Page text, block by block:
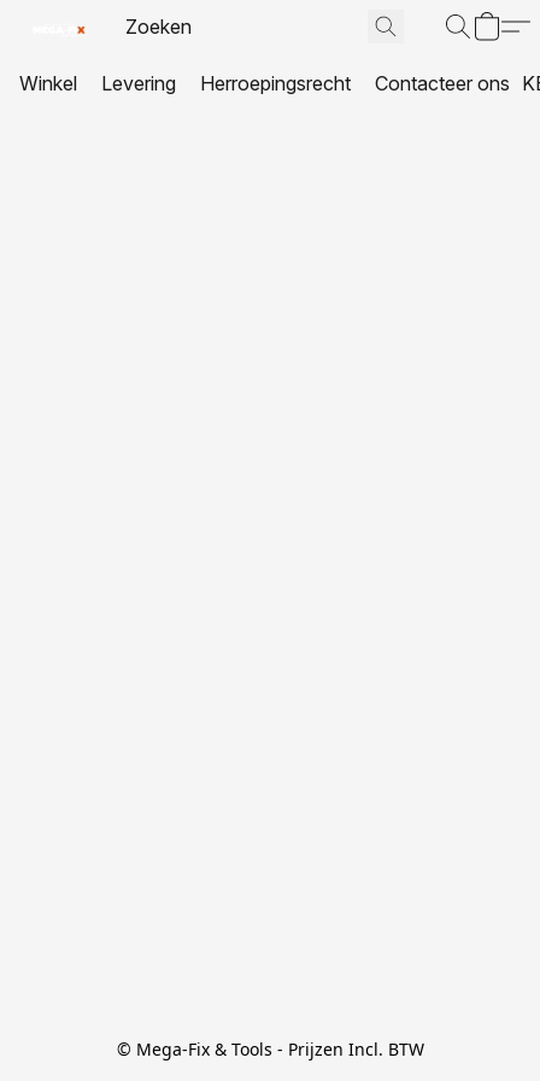
Winkel Levering Herroepingsrecht Contacteer ons
© Mega-Fix & Tools - Prijzen Incl. BTW